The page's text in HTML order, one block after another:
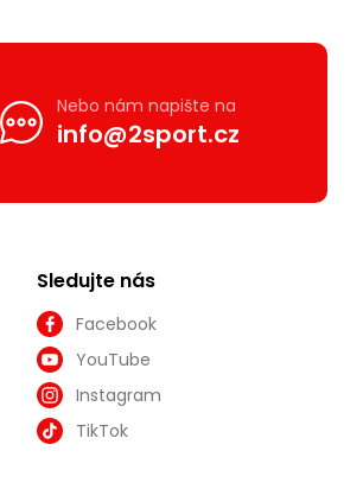
Nebo nám napište na
info@2sport.cz
Sledujte nás
Facebook
YouTube
Instagram
TikTok